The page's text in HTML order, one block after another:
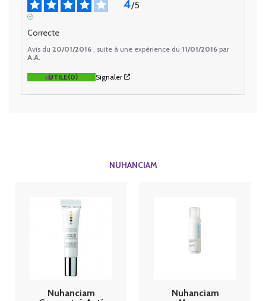
4/5
Correcte
Avis du 20/01/2016 , suite à une expérience du 11/01/2016 par
A.A.
UTILE(0) Signaler
NUHANCIAM
Nuhanciam
Nuhanciam